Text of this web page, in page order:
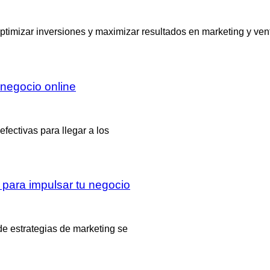
inversiones y maximizar resultados en marketing y
online
para llegar a los
impulsar tu negocio
estrategias de marketing se